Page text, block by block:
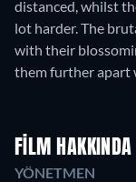
distanced, whilst
lot harder. The
with their
them further apart
FILM HAKKINDA
YÖNETMEN